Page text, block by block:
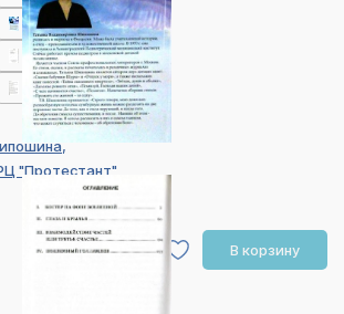
"Протестант"
В корзину